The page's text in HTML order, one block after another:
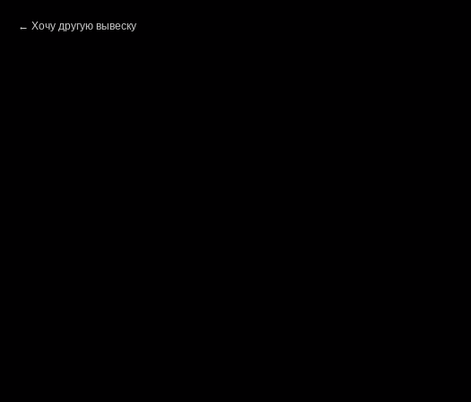
Хочу другую вывеску